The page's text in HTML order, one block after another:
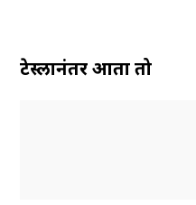
टेस्लानंतर आता तो